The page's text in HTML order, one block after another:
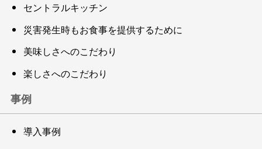
セントラルキッチン
災害発生時もお食事を提供するために
美味しさへのこだわり
楽しさへのこだわり
事例
導入事例